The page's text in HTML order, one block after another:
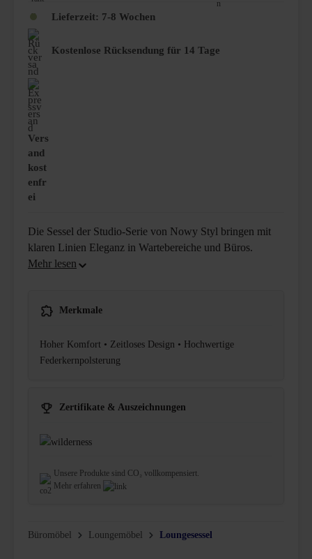
Lieferzeit: 7-8 Wochen
Kostenlose Rücksendung für 14 Tage
Vers
and
kost
enfr
ei
Die Sessel der Studio-Serie von Nowy Styl bringen mit
klaren Linien Eleganz in Wartebereiche und Büros.
Merkmale
Hoher Komfort • Zeitloses Design • Hochwertige
Federkernpolsterung
Zertifikate & Auszeichnungen
Unsere Produkte sind CO₂ vollkompensiert.
Mehr erfahren
Büromöbel Loungemöbel Loungesessel